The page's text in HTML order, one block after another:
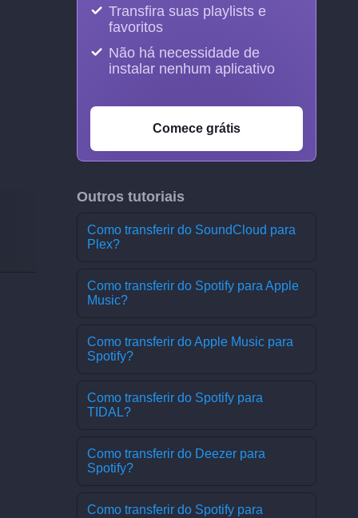
Transfira suas playlists e
favoritos
Não há necessidade de
instalar nenhum aplicativo
Comece grátis
Outros tutoriais
Como transferir do SoundCloud para
Plex?
Como transferir do Spotify para Apple
Music?
Como transferir do Apple Music para
Spotify?
Como transferir do Spotify para
TIDAL?
Como transferir do Deezer para
Spotify?
Como transferir do Spotify para